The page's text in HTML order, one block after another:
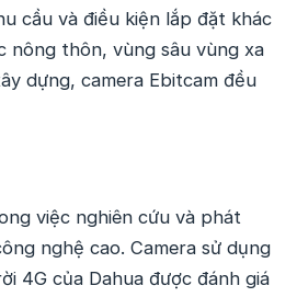
cầu và điều kiện lắp đặt khác
nông thôn, vùng sâu vùng xa
dựng, camera Ebitcam đều
việc nghiên cứu và phát
nghệ cao. Camera sử dụng
4G của Dahua được đánh giá